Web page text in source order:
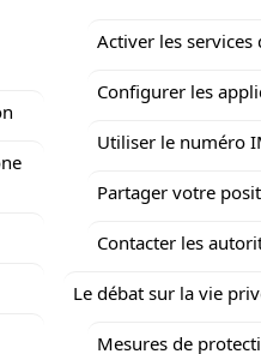
Activer les services
Configurer les
Utiliser le numéro
Partager votre
Contacter les
Le débat sur la vie
Mesures de